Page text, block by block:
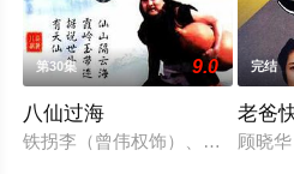
解。
第30集 9.0
八仙过海
铁拐李（曾伟权饰）、汉钟离（
完结
老爸
顾晓